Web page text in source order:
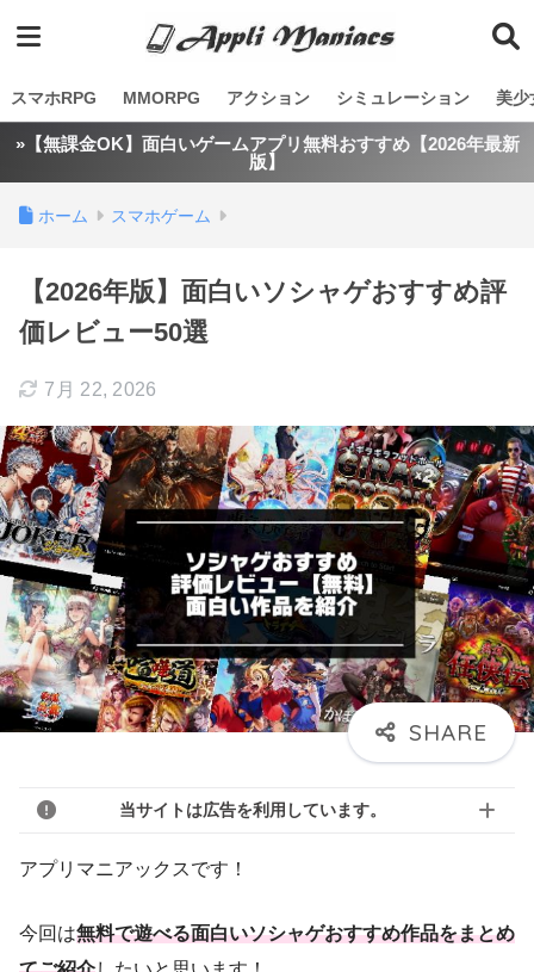
スマホRPG MMORPG アクション シミュレーション 美少
»【無課金OK】面白いゲームアプリ無料おすすめ【2026年最新
版】
ホーム スマホゲーム
【2026年版】面白いソシャゲおすすめ評
価レビュー50選
7月 22, 2026
当サイトは広告を利用しています。
アプリマニアックスです！
今回は無料で遊べる面白いソシャゲおすすめ作品をまとめ